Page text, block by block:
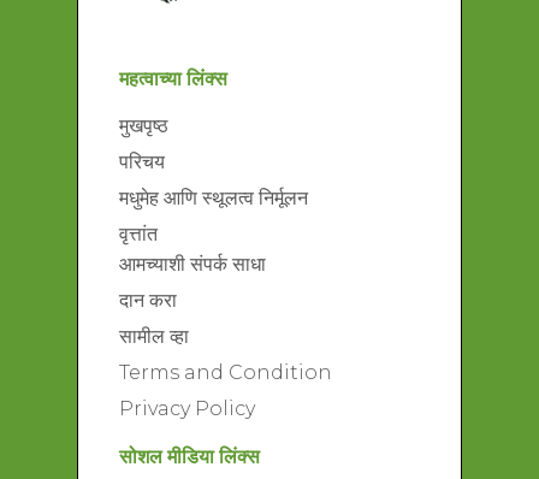
महत्वाच्या लिंक्स
मुखपृष्ठ
परिचय
मधुमेह आणि स्थूलत्व निर्मूलन
वृत्तांत
आमच्याशी संपर्क साधा
दान करा
सामील व्हा
Terms and Condition
Privacy Policy
सोशल मीडिया लिंक्स